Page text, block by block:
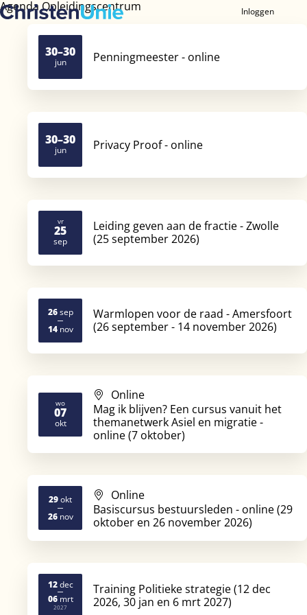
Inloggen
Agenda Opleidingscentrum
30–30
jun2026 Penningmeester - online
30–30
jun2026 Privacy Proof - online
vr
25
sep
2026
Leiding geven aan de fractie - Zwolle
(25 september 2026)
26sep
2026
14nov
2026
Warmlopen voor de raad - Amersfoort
(26 september - 14 november 2026)
wo
07
okt
2026
Online
Mag ik blijven? Een cursus vanuit het
themanetwerk Asiel en migratie -
online (7 oktober)
29okt
2026
26nov
2026
Online
Basiscursus bestuursleden - online (29
oktober en 26 november 2026)
12dec
2026
06mrt
2027
Training Politieke strategie (12 dec
2026, 30 jan en 6 mrt 2027)